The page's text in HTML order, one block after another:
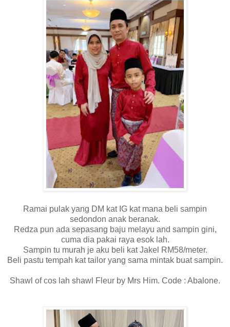
Ramai pulak yang DM kat IG kat mana beli sampin
sedondon anak beranak.
Redza pun ada sepasang baju melayu and sampin gini,
cuma dia pakai raya esok lah.
Sampin tu murah je aku beli kat Jakel RM58/meter.
Beli pastu tempah kat tailor yang sama mintak buat sampin.
Shawl of cos lah shawl Fleur by Mrs Him. Code : Abalone.